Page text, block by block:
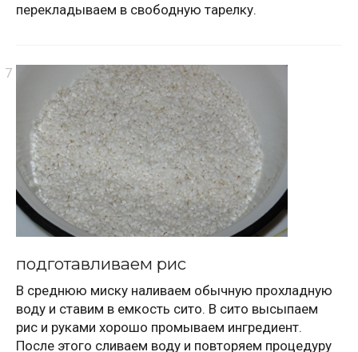
перекладываем в свободную тарелку.
подготавливаем рис
В среднюю миску наливаем обычную прохладную
воду и ставим в емкость сито. В сито высыпаем
рис и руками хорошо промываем ингредиент.
После этого сливаем воду и повторяем процедуру